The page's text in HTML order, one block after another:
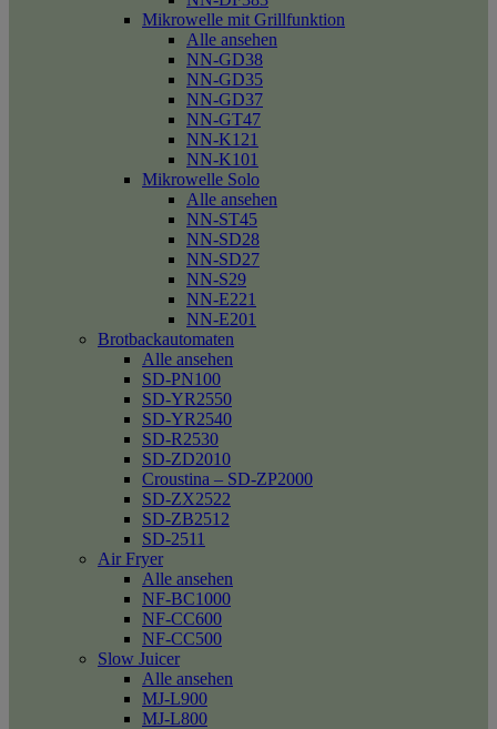
Mikrowelle mit Grillfunktion
Alle ansehen
NN-GD38
NN-GD35
NN-GD37
NN-GT47
NN-K121
NN-K101
Mikrowelle Solo
Alle ansehen
NN-ST45
NN-SD28
NN-SD27
NN-S29
NN-E221
NN-E201
Brotbackautomaten
Alle ansehen
SD-PN100
SD-YR2550
SD-YR2540
SD-R2530
SD-ZD2010
Croustina – SD-ZP2000
SD-ZX2522
SD-ZB2512
SD-2511
Air Fryer
Alle ansehen
NF-BC1000
NF-CC600
NF-CC500
Slow Juicer
Alle ansehen
MJ-L900
MJ-L800